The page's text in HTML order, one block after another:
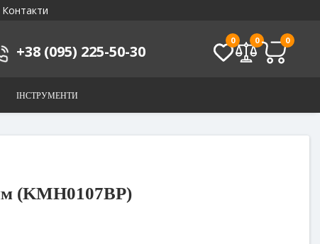
Контакти
+38 (095) 225-50-30
0 0 0
ІНСТРУМЕНТИ
(KMH0107BP)